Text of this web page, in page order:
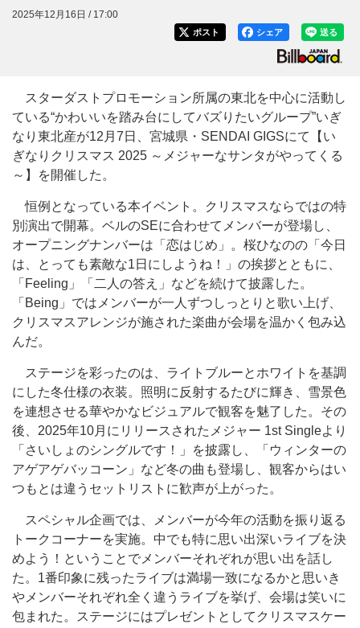
2025年12月16日 / 17:00
送る
シェア
ポスト
スターダストプロモーション所属の東北を中心に活動し
ている“かわいいを踏み台にしてバズりたいグループ”いぎ
なり東北産が12月7日、宮城県・SENDAI GIGSにて【い
ぎなりクリスマス 2025 ～メジャーなサンタがやってくる
～】を開催した。
恒例となっている本イベント。クリスマスならではの特
別演出で開幕。ベルのSEに合わせてメンバーが登場し、
オープニングナンバーは「恋はじめ」。桜ひなのの「今日
は、とっても素敵な1日にしようね！」の挨拶とともに、
「Feeling」「二人の答え」などを続けて披露した。
「Being」ではメンバーが一人ずつしっとりと歌い上げ、
クリスマスアレンジが施された楽曲が会場を温かく包み込
んだ。
ステージを彩ったのは、ライトブルーとホワイトを基調
にした冬仕様の衣装。照明に反射するたびに輝き、雪景色
を連想させる華やかなビジュアルで観客を魅了した。その
後、2025年10月にリリースされたメジャー 1st Singleより
「さいしょのシングルです！」を披露し、「ウィンターの
アゲアゲバッコーン」など冬の曲も登場し、観客からはい
つもとは違うセットリストに歓声が上がった。
スペシャル企画では、メンバーが今年の活動を振り返る
トークコーナーを実施。中でも特に思い出深いライブを決
めよう！ということでメンバーそれぞれが思い出を話し
た。1番印象に残ったライブは満場一致になるかと思いき
やメンバーそれぞれ全く違うライブを挙げ、会場は笑いに
包まれた。ステージにはプレゼントとしてクリスマスケー